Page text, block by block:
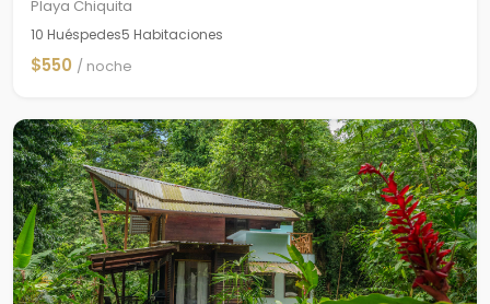
Playa Chiquita
10 Huéspedes5 Habitaciones
$550 / noche